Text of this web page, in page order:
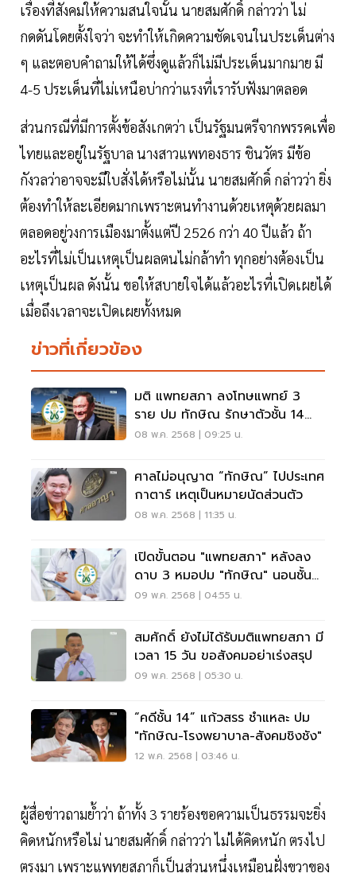
เรื่องที่สังคมให้ความสนใจนั้น นายสมศักดิ์ กล่าวว่า ไม่
กดดันโดยตั้งใจว่า จะทำให้เกิดความชัดเจนในประเด็นต่าง
ๆ และตอบคำถามให้ได้ซึ่งดูแล้วก็ไม่มีประเด็นมากมาย มี
4-5 ประเด็นที่ไม่เหนือบ่ากว่าแรงที่เรารับฟังมาตลอด
ส่วนกรณีที่มีการตั้งข้อสังเกตว่า เป็นรัฐมนตรีจากพรรคเพื่อ
ไทยและอยู่ในรัฐบาล นางสาวแพทองธาร ชินวัตร มีข้อ
กังวลว่าอาจจะมีใบสั่งได้หรือไม่นั้น นายสมศักดิ์ กล่าวว่า ยิ่ง
ต้องทำให้ละเอียดมากเพราะตนทำงานด้วยเหตุด้วยผลมา
ตลอดอยู่วงการเมืองมาตั้งแต่ปี 2526 กว่า 40 ปีแล้ว ถ้า
อะไรที่ไม่เป็นเหตุเป็นผลตนไม่กล้าทำ ทุกอย่างต้องเป็น
เหตุเป็นผล ดังนั้น ขอให้สบายใจได้แล้วอะไรที่เปิดเผยได้
เมื่อถึงเวลาจะเปิดเผยทั้งหมด
ข่าวที่เกี่ยวข้อง
มติ แพทยสภา ลงโทษแพทย์ 3
ราย ปม ทักษิณ รักษาตัวชั้น 14
รพ.ตำรวจ
08 พ.ค. 2568 | 09:25 น.
ศาลไม่อนุญาต “ทักษิณ” ไปประเทศ
กาตาร์ เหตุเป็นหมายนัดส่วนตัว
08 พ.ค. 2568 | 11:35 น.
เปิดขั้นตอน "แพทยสภา" หลังลง
ดาบ 3 หมอปม "ทักษิณ" นอนชั้น
14 รพ.ตำรวจ
09 พ.ค. 2568 | 04:55 น.
สมศักดิ์ ยังไม่ได้รับมติแพทยสภา มี
เวลา 15 วัน ขอสังคมอย่าเร่งสรุป
09 พ.ค. 2568 | 05:30 น.
“คดีชั้น 14” แก้วสรร ชำแหละ ปม
"ทักษิณ-โรงพยาบาล-สังคมชิงชัง"
12 พ.ค. 2568 | 03:46 น.
ผู้สื่อข่าวถามย้ำว่า ถ้าทั้ง 3 รายร้องขอความเป็นธรรมจะยิ่ง
คิดหนักหรือไม่ นายสมศักดิ์ กล่าวว่า ไม่ได้คิดหนัก ตรงไป
ตรงมา เพราะแพทยสภาก็เป็นส่วนหนึ่งเหมือนฝั่งขวาของ